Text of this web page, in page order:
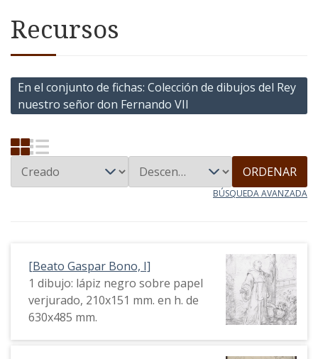
Recursos
En el conjunto de fichas Colección de dibujos del Rey
nuestro señor don Fernando VII
ORDENAR
BÚSQUEDA AVANZADA
[Beato Gaspar Bono, I]
1 dibujo: lápiz negro sobre papel
verjurado, 210x151 mm. en h. de
630x485 mm.